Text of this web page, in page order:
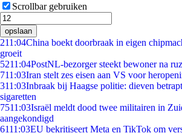
Scrollbar gebruiken
opslaan
211:04China boekt doorbraak in eigen
groeit
5211:04PostNL-bezorger steekt bewoner na
711:03Iran stelt zes eisen aan VS voor
311:03Inbraak bij Haagse politie: dieven
sigaretten
7511:03Israël meldt dood twee militairen in
aangekondigd
6111:03EU bekritiseert Meta en TikTok om